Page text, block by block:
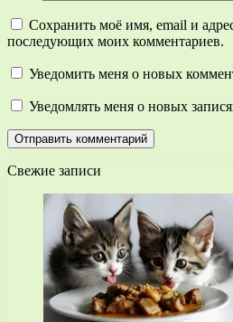
Сохранить моё имя, email и
последующих моих комментариев.
Уведомить меня о новых
Уведомлять меня о новых
Свежие записи